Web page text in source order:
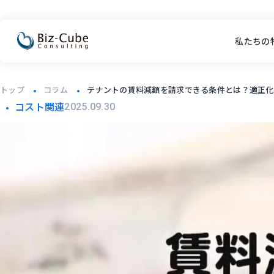
私たちの
トップ コラム テナントの賃料減額を請求できる条件とは？適正
コスト関連2025.09.30